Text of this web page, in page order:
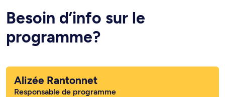
Besoin d’info sur le
programme?
Alizée Rantonnet
Responsable de programme